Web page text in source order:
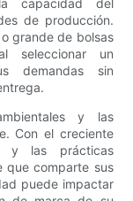
capacidad del
de producción.
grande de bolsas
seleccionar un
demandas sin
y las
Con el creciente
y las prácticas
que comparte sus
puede impactar